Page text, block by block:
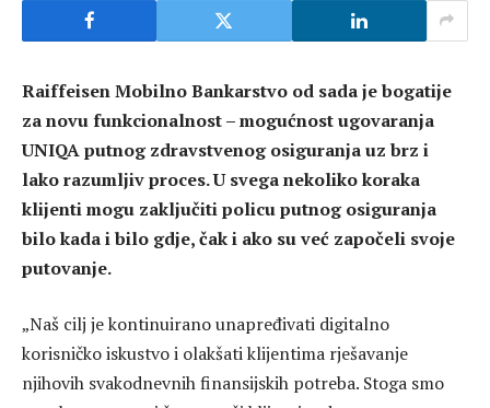
Raiffeisen Mobilno Bankarstvo od sada je bogatije
za novu funkcionalnost – mogućnost ugovaranja
UNIQA putnog zdravstvenog osiguranja uz brz i
lako razumljiv proces. U svega nekoliko koraka
klijenti mogu zaključiti policu putnog osiguranja
bilo kada i bilo gdje, čak i ako su već započeli svoje
putovanje.
„Naš cilj je kontinuirano unapređivati digitalno
korisničko iskustvo i olakšati klijentima rješavanje
njihovih svakodnevnih finansijskih potreba. Stoga smo